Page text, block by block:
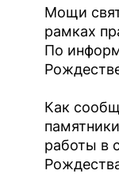
Мощи
рамках
По
Как
работы в